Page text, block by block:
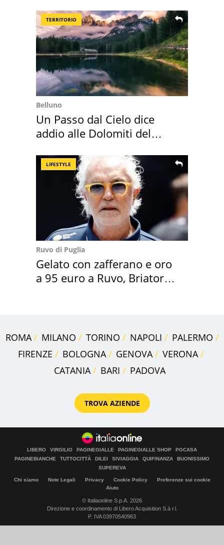
TERRITORIO
Belluno
Un Passo dal Cielo dice
addio alle Dolomiti del
LIFESTYLE
Ruvo di Puglia
Gelato con zafferano e oro
a 95 euro a Ruvo, Briatore
ROMA MILANO TORINO NAPOLI
PALERMO
FIRENZE
BOLOGNA GENOVA
VERONA
CATANIA
BARI PADOVA
TROVA AZIENDE
LIBERO VIRGILIO PAGINEGIALLE PAGINEGIALLE SHOP
PGCASA
PAGINEBIANCHE
TUTTOCITTÀ DILEI SIVIAGGIA QUIFINANZA
BUONISSIMO
SUPEREVA
Chi siamo Note Legali Privacy Cookie Policy
Preferenze sui cookie
Aiuto
© Italiaonline S.p.A. 2026
Direzione e coordinamento di Libero Acquisition S.á r.l.
P. IVA 03970540963